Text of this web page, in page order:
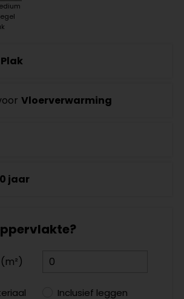
Plak
Vloerverwarming
jaar
Inclusief leggen